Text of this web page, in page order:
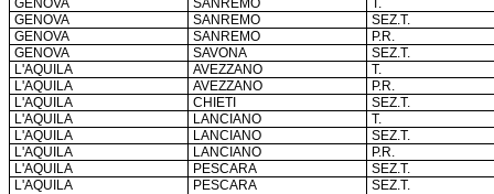
GENOVA
SANREMO
T.
GENOVA
SANREMO
SEZ.T.
GENOVA
SANREMO
P.R.
GENOVA
SAVONA
SEZ.T.
L'AQUILA
AVEZZANO
T.
L'AQUILA
AVEZZANO
P.R.
L'AQUILA
CHIETI
SEZ.T.
L'AQUILA
LANCIANO
T.
L'AQUILA
LANCIANO
SEZ.T.
L'AQUILA
LANCIANO
P.R.
L'AQUILA
PESCARA
SEZ.T.
L'AQUILA
PESCARA SEZ.T.